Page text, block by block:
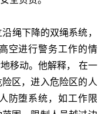
绳下降的双绳系统，
空进行警务工作的情
地移动。他解释， 在一
区，进入危险区的人
防堕系统，如工作限